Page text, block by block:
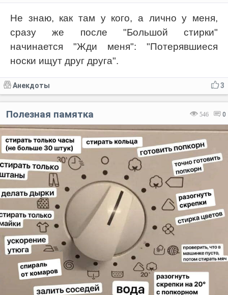
Не знаю, как там у кого, а лично у меня,
сразу же после "Большой стирки"
начинается "Жди меня": "Потерявшиеся
носки ищут друг друга".
3
Анекдоты
546 0
Полезная памятка